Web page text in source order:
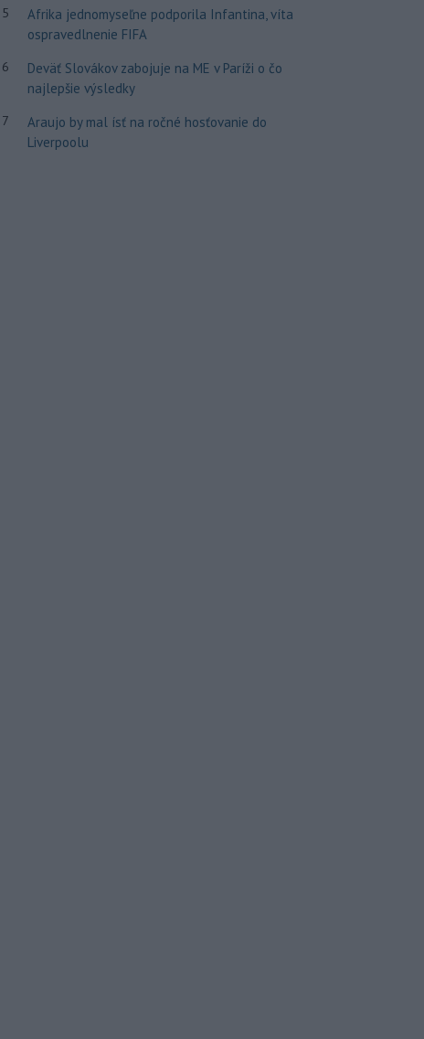
5
Afrika jednomyseľne podporila Infantina, víta
ospravedlnenie FIFA
6
Deväť Slovákov zabojuje na ME v Paríži o čo
najlepšie výsledky
7
Araujo by mal ísť na ročné hosťovanie do
Liverpoolu